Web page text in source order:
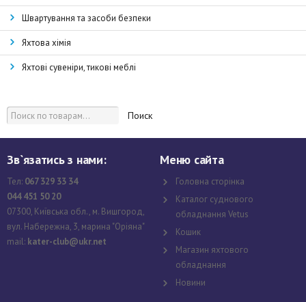
Швартування та засоби безпеки
Яхтова хімія
Яхтові сувеніри, тикові меблі
Поиск
Зв`язатись з нами:
Тел: 067 329 33 34
044 451 50 20
07300, Київська обл., м. Вишгород,
вул. Набережна, 3, марина "Оріяна"
mail: kater-club@ukr.net
Меню сайта
Головна сторінка
Каталог суднового
обладнання Vetus
Кошик
Магазин яхтового
обладнання
Новини